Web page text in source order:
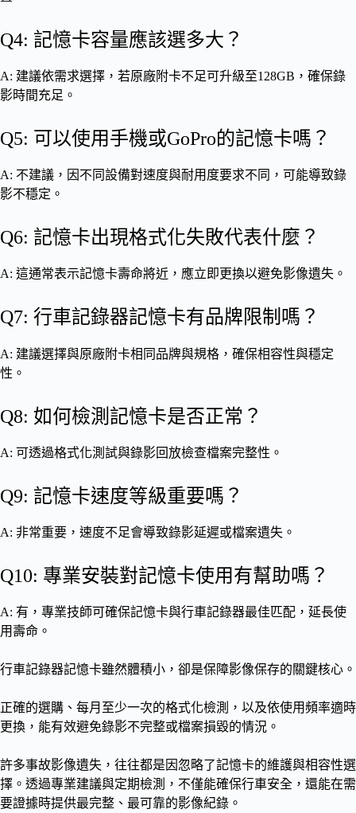
Q4: 記憶卡容量應該選多大？
A: 建議依需求選擇，若原廠附卡不足可升級至128GB，確保錄
影時間充足。
Q5: 可以使用手機或GoPro的記憶卡嗎？
A: 不建議，因不同設備對速度與耐用度要求不同，可能導致錄
影不穩定。
Q6: 記憶卡出現格式化失敗代表什麼？
A: 這通常表示記憶卡壽命將近，應立即更換以避免影像遺失。
Q7: 行車記錄器記憶卡有品牌限制嗎？
A: 建議選擇與原廠附卡相同品牌與規格，確保相容性與穩定
性。
Q8: 如何檢測記憶卡是否正常？
A: 可透過格式化測試與錄影回放檢查檔案完整性。
Q9: 記憶卡速度等級重要嗎？
A: 非常重要，速度不足會導致錄影延遲或檔案遺失。
Q10: 專業安裝對記憶卡使用有幫助嗎？
A: 有，專業技師可確保記憶卡與行車記錄器最佳匹配，延長使
用壽命。
行車記錄器記憶卡雖然體積小，卻是保障影像保存的關鍵核心。
正確的選購、每月至少一次的格式化檢測，以及依使用頻率適時
更換，能有效避免錄影不完整或檔案損毀的情況。
許多事故影像遺失，往往都是因忽略了記憶卡的維護與相容性選
擇。透過專業建議與定期檢測，不僅能確保行車安全，還能在需
要證據時提供最完整、最可靠的影像紀錄。